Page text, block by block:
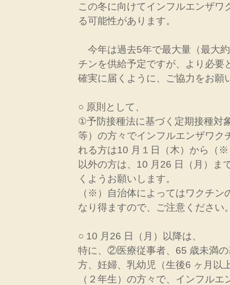
この冬に向けてインフルエンザワ
る可能性があります。
今年は過去5年で最大量（最大
チンを供給予定ですが、より必要
確実に届くように、ご協力をお願
○ 原則として、
①予防接種法に基づく定期接種対
等）の方々でインフルエンザワク
れる方は10 月１日（木）から（
以外の方は、10 月26 日（月）ま
くようお願いします。
（※）自治体によってはワクチン
なり得ますので、ご注意ください
○ 10 月26 日（月）以降は、
特に、②医療従事者、65 歳未満
方、妊婦、乳幼児（生後6 ヶ月以
（２年生）の方々で、インフル